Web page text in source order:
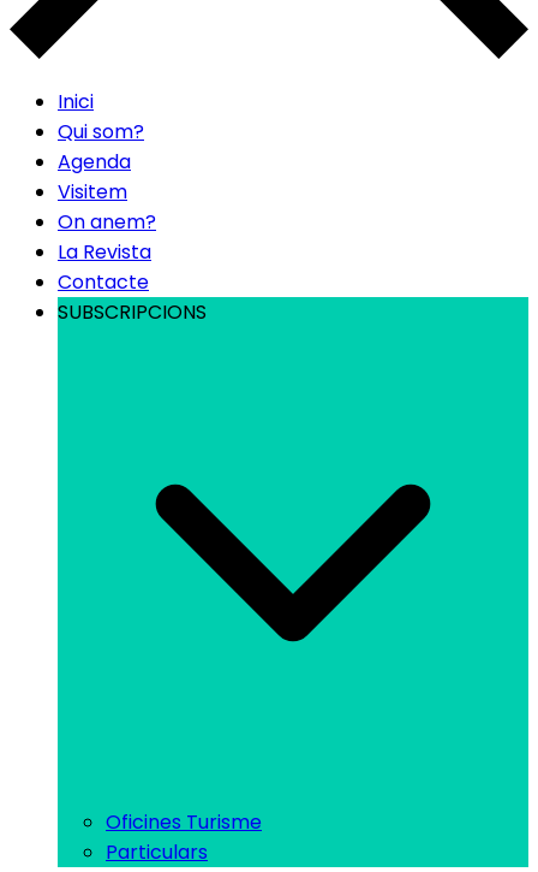
Inici
Qui som?
Agenda
Visitem
On anem?
La Revista
Contacte
SUBSCRIPCIONS
Oficines Turisme
Particulars